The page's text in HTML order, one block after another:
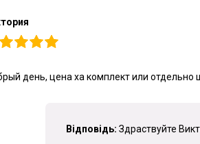
день, цена ха комплект или отдельно
Відповідь: Здраствуйте